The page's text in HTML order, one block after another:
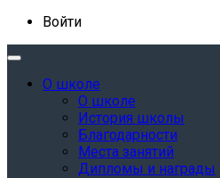
Войти
О школе
О школе
История школы
Благодарности
Места занятий
Дипломы и награды